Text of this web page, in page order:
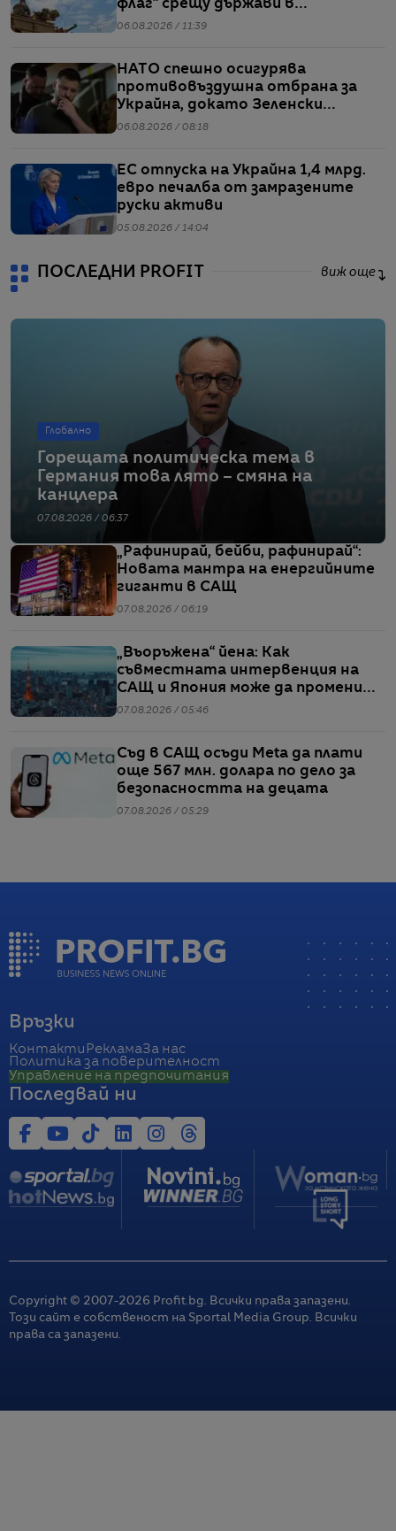
флаг“ срещу държави в
Балтийския регион
06.08.2026 / 11:39
НАТО спешно осигурява
противовъздушна отбрана за
Украйна, докато Зеленски
предупреждава за рязък ръст в
06.08.2026 / 08:18
ЕС отпуска на Украйна 1,4 млрд.
евро печалба от замразените
руски активи
05.08.2026 / 14:04
ПОСЛЕДНИ PROFIT виж още
Глобално
Горещата политическа тема в
Германия това лято – смяна на
канцлера
07.08.2026 / 06:37
„Рафинирай, бейби, рафинирай“:
Новата мантра на енергийните
гиганти в САЩ
07.08.2026 / 06:19
„Въоръжена“ йена: Как
съвместната интервенция на
САЩ и Япония може да промени
глобалните валутни пазари
07.08.2026 / 05:46
Съд в САЩ осъди Meta да плати
още 567 млн. долара по дело за
безопасността на децата
07.08.2026 / 05:29
Връзки
Контакти РекламаЗа нас
Политика за поверителност
Управление на предпочитания
Последвай ни
Copyright © 2007-2026 Profit.bg. Всички права запазени.
Този сайт е собственост на Sportal Media Group. Всички
права са запазени.